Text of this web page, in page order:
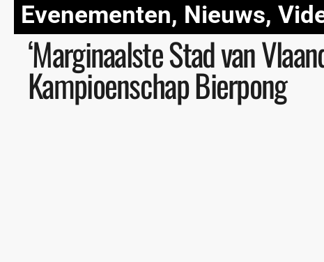
Evenementen, Nieuws,
‘Marginaalste Stad van
Kampioenschap Bierpong